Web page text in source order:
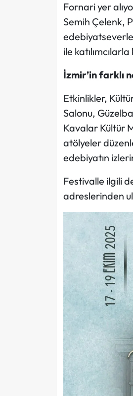
Fornari yer
Semih Çelenk,
ile
İzmir’in farklı
Etkinlikler,
Salonu,
Kavalar Kültür
atölyeler
edebiyatın
Festivalle ilgili
adreslerinden